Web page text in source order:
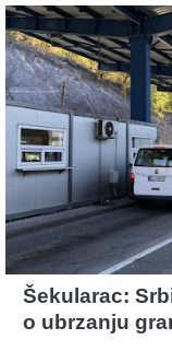
Šekularac:
o ubrzanju